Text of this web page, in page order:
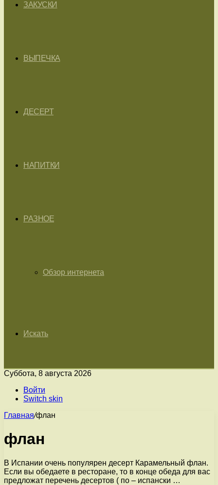
ЗАКУСКИ
ВЫПЕЧКА
ДЕСЕРТ
НАПИТКИ
РАЗНОЕ
Обзор интернета
Искать
Суббота, 8 августа 2026
Войти
Switch skin
Главная/флан
флан
В Испании очень популярен десерт Карамельный флан.
Если вы обедаете в ресторане, то в конце обеда для вас
предложат перечень десертов ( по – испански …